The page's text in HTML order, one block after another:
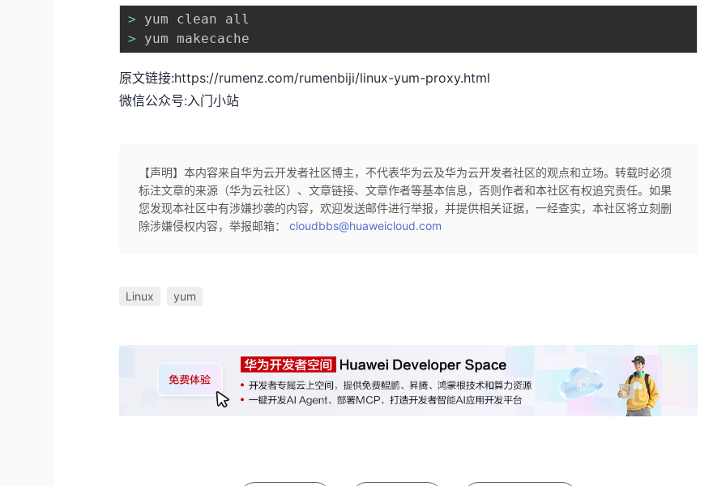
>
>
原文链接:https://rumenz.com/rumenbiji/linux-yum-proxy.html
微信公众号:入门小站
【声明】本内容来自华为云开发者社区博主，不代表华为云及华为云开发者社区的观点和立场。转载时必须
标注文章的来源（华为云社区）、文章链接、文章作者等基本信息，否则作者和本社区有权追究责任。如果
您发现本社区中有涉嫌抄袭的内容，欢迎发送邮件进行举报，并提供相关证据，一经查实，本社区将立刻删
除涉嫌侵权内容，举报邮箱：cloudbbs@huaweicloud.com
Linux yum